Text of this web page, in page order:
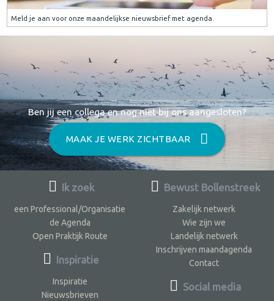
Meld je aan voor onze maandelijkse nieuwsbrief met agenda.
Ben jij een collega en nog niet bij ons aangesloten?
MAAK JE WERK ZICHTBAAR
Ik zoek
een Professional/Organisatie
de Agenda
Open Praktijk Route
Inspiratie
Inspiratie
Nieuwsbrieven
Bewust Bollenstreek
Zakelijk netwerk
Wie zijn we
Landelijk netwerk
Inschrijven maandagenda
Contact
Social media